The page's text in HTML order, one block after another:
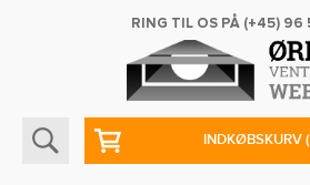
RING TIL OS PÅ (+45) 96
INDKØBSKURV